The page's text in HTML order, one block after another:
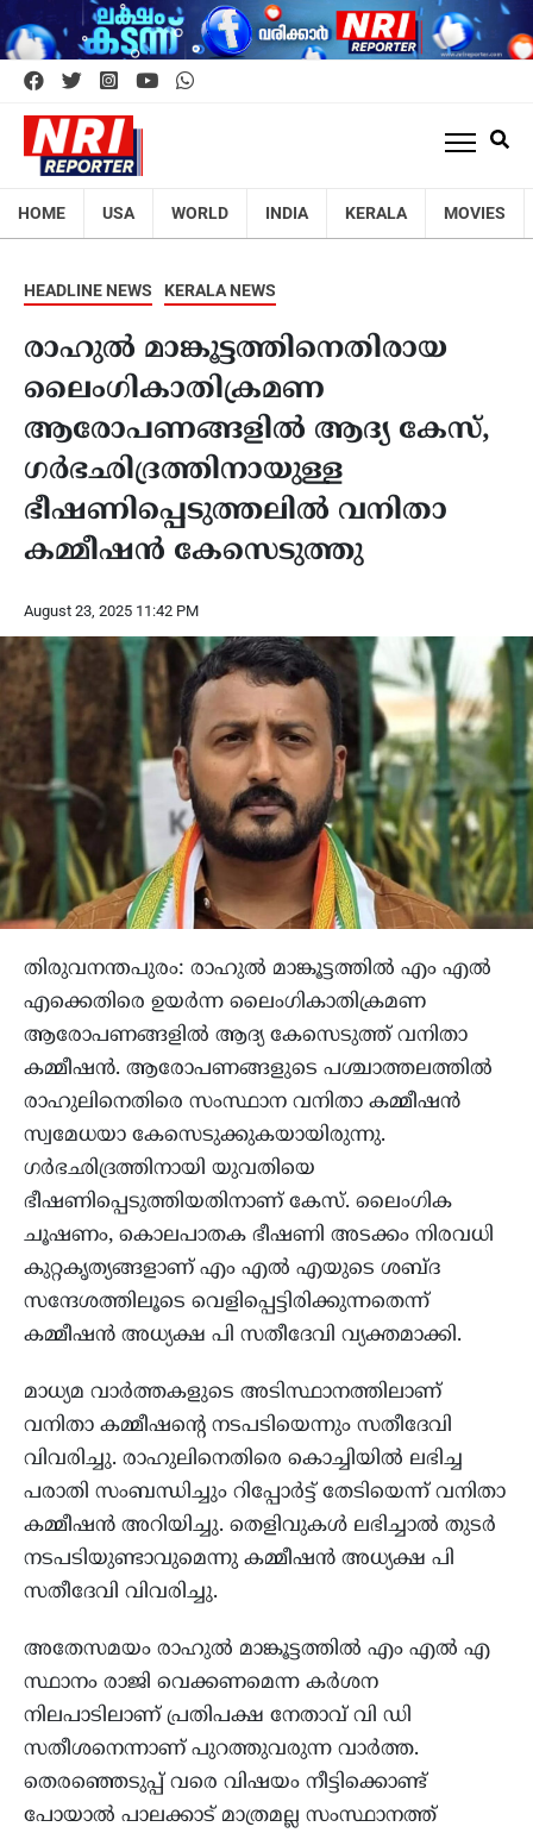
HOME USA WORLD INDIA KERALA MOVIES
HEADLINE NEWS KERALA NEWS
രാഹുൽ മാങ്കൂട്ടത്തിനെതിരായ
ലൈംഗികാതിക്രമണ
ആരോപണങ്ങളിൽ ആദ്യ കേസ്,
ഗര്‍ഭഛിദ്രത്തിനായുള്ള
ഭീഷണിപ്പെടുത്തലിൽ വനിതാ
കമ്മീഷന്‍ കേസെടുത്തു
August 23, 2025 11:42 PM
തിരുവനന്തപുരം: രാഹുല്‍ മാങ്കൂട്ടത്തില്‍ എം എല്‍
എക്കെതിരെ ഉയർന്ന ലൈംഗികാതിക്രമണ
ആരോപണങ്ങളിൽ ആദ്യ കേസെടുത്ത് വനിതാ
കമ്മീഷന്‍. ആരോപണങ്ങളുടെ പശ്ചാത്തലത്തിൽ
രാഹുലിനെതിരെ സംസ്ഥാന വനിതാ കമ്മീഷന്‍
സ്വമേധയാ കേസെടുക്കുകയായിരുന്നു.
ഗര്‍ഭഛിദ്രത്തിനായി യുവതിയെ
ഭീഷണിപ്പെടുത്തിയതിനാണ് കേസ്. ലൈംഗിക
ചൂഷണം, കൊലപാതക ഭീഷണി അടക്കം നിരവധി
കുറ്റകൃത്യങ്ങളാണ് എം എല്‍ എയുടെ ശബ്ദ
സന്ദേശത്തിലൂടെ വെളിപ്പെട്ടിരിക്കുന്നതെന്ന്
കമ്മീഷന്‍ അധ്യക്ഷ പി സതീദേവി വ്യക്തമാക്കി.
മാധ്യമ വാര്‍ത്തകളുടെ അടിസ്ഥാനത്തിലാണ്
വനിതാ കമ്മീഷന്റെ നടപടിയെന്നും സതീദേവി
വിവരിച്ചു. രാഹുലിനെതിരെ കൊച്ചിയില്‍ ലഭിച്ച
പരാതി സംബന്ധിച്ചും റിപ്പോര്‍ട്ട് തേടിയെന്ന് വനിതാ
കമ്മീഷന്‍ അറിയിച്ചു. തെളിവുകള്‍ ലഭിച്ചാല്‍ തുടര്‍
നടപടിയുണ്ടാവുമെന്നു കമ്മീഷന്‍ അധ്യക്ഷ പി
സതീദേവി വിവരിച്ചു.
അതേസമയം രാഹുൽ മാങ്കൂട്ടത്തിൽ എം എൽ എ
സ്ഥാനം രാജി വെക്കണമെന്ന കർശന
നിലപാടിലാണ് പ്രതിപക്ഷ നേതാവ് വി ഡി
സതീശനെന്നാണ് പുറത്തുവരുന്ന വാർത്ത.
തെരഞ്ഞെടുപ്പ് വരെ വിഷയം നീട്ടിക്കൊണ്ട്
പോയാൽ പാലക്കാട് മാത്രമല്ല സംസ്ഥാനത്ത്